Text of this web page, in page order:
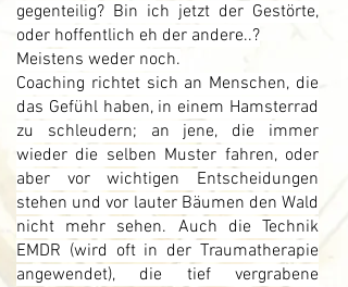
gegenteilig? Bin ich jetzt der Gestörte,
oder hoffentlich eh der andere..?
Meistens weder noch.
Coaching richtet sich an Menschen, die
das Gefühl haben, in einem Hamsterrad
zu schleudern; an jene, die immer
wieder die selben Muster fahren, oder
aber vor wichtigen Entscheidungen
stehen und vor lauter Bäumen den Wald
nicht mehr sehen. Auch die Technik
EMDR (wird oft in der Traumatherapie
angewendet), die tief vergrabene